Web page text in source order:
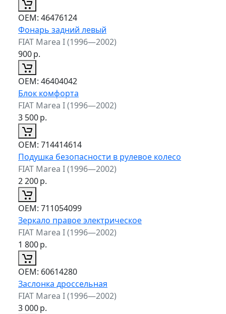
ОЕМ: 46476124
Фонарь задний левый
FIAT Marea I (1996—2002)
900р.
ОЕМ: 46404042
Блок комфорта
FIAT Marea I (1996—2002)
3 500р.
ОЕМ: 714414614
Подушка безопасности в рулевое колесо
FIAT Marea I (1996—2002)
2 200р.
ОЕМ: 711054099
Зеркало правое электрическое
FIAT Marea I (1996—2002)
1 800р.
ОЕМ: 60614280
Заслонка дроссельная
FIAT Marea I (1996—2002)
3 000р.